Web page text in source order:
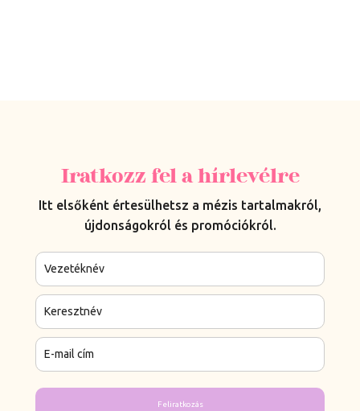
Iratkozz fel a hírlevélre
Itt elsőként értesülhetsz a mézis tartalmakról,
újdonságokról és promóciókról.
Feliratkozás